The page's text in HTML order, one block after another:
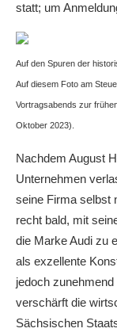
statt; um
Auf den Spuren der
Auf diesem Foto am
Vortragsabends zur
Oktober 2023).
Nachdem August
Unternehmen
seine Firma selbst
recht bald, mit
die Marke Audi zu
als exzellente
jedoch
verschärft die
Sächsischen